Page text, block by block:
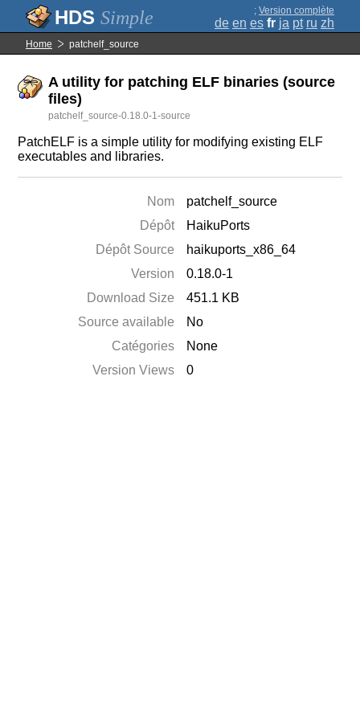
Simple ; Version complète
de en es fr ja pt ru zh
Home patchelf_source
A utility for patching ELF binaries (source
files)
patchelf_source-0.18.0-1-source
PatchELF is a simple utility for modifying existing ELF
executables and libraries.
Nom
patchelf_source
Dépôt
HaikuPorts
Dépôt Source
haikuports_x86_64
Version
0.18.0-1
Download Size
451.1 KB
Source available
No
Catégories
None
Version Views
0